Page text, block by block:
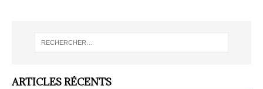
ARTICLES RÉCENTS